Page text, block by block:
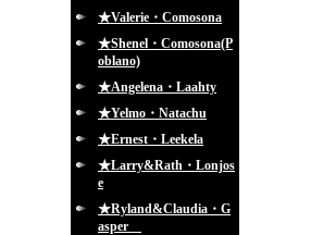
★Valerie・Comosona
★Shenel・Comosona(P
oblano)
★Angelena・Laahty
★Yelmo・Natachu
★Ernest・Leekela
★Larry&Rath・Lonjos
e
★Ryland&Claudia・G
asper